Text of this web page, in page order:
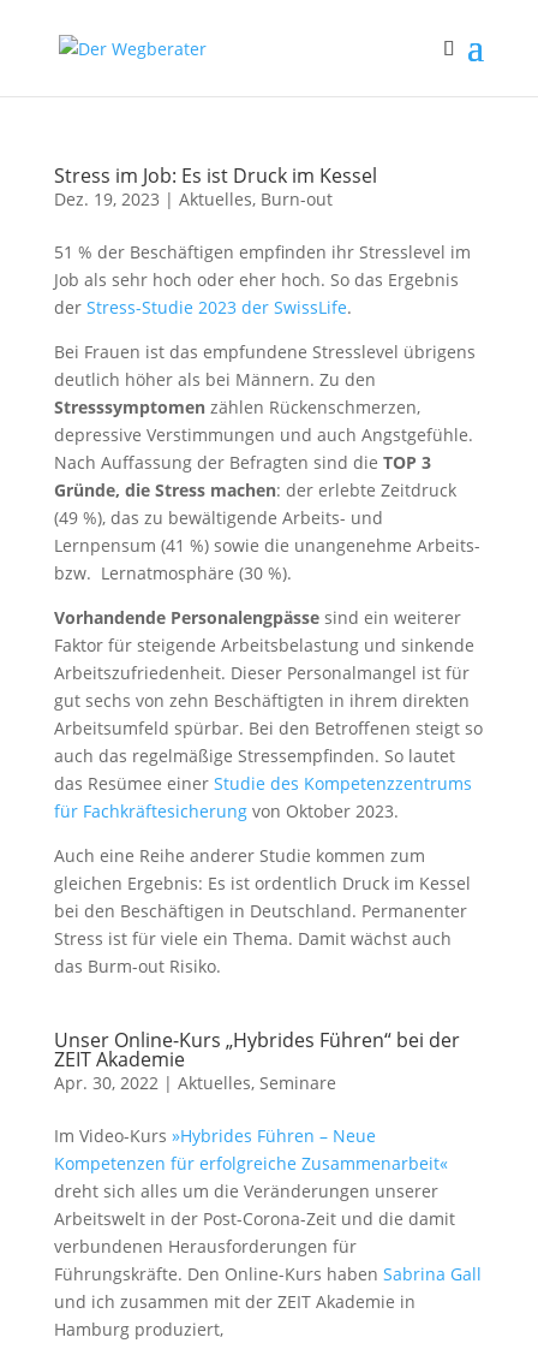
Stress im Job: Es ist Druck im Kessel
Dez. 19, 2023 | Aktuelles, Burn-out
51 % der Beschäftigen empfinden ihr Stresslevel im
Job als sehr hoch oder eher hoch. So das Ergebnis
der Stress-Studie 2023 der SwissLife.
Bei Frauen ist das empfundene Stresslevel übrigens
deutlich höher als bei Männern. Zu den
Stresssymptomenzählen Rückenschmerzen,
depressive Verstimmungen und auch Angstgefühle.
Nach Auffassung der Befragten sind die TOP 3
Gründe, die Stress machen: der erlebte Zeitdruck
(49 %), das zu bewältigende Arbeits- und
Lernpensum (41 %) sowie die unangenehme Arbeits-
bzw. Lernatmosphäre (30 %).
Vorhandende Personalengpässesind ein weiterer
Faktor für steigende Arbeitsbelastung und sinkende
Arbeitszufriedenheit. Dieser Personalmangel ist für
gut sechs von zehn Beschäftigten in ihrem direkten
Arbeitsumfeld spürbar. Bei den Betroffenen steigt so
auch das regelmäßige Stressempfinden. So lautet
das Resümee einer Studie des Kompetenzzentrums
für Fachkräftesicherungvon Oktober 2023.
Auch eine Reihe anderer Studie kommen zum
gleichen Ergebnis: Es ist ordentlich Druck im Kessel
bei den Beschäftigen in Deutschland. Permanenter
Stress ist für viele ein Thema. Damit wächst auch
das Burm-out Risiko.
Unser Online-Kurs „Hybrides Führen“ bei der
ZEIT Akademie
Apr. 30, 2022| Aktuelles, Seminare
Im Video-Kurs »Hybrides Führen – Neue
Kompetenzen für erfolgreiche Zusammenarbeit«
dreht sich alles um die Veränderungen unserer
Arbeitswelt in der Post-Corona-Zeit und die damit
verbundenen Herausforderungen für
Führungskräfte. Den Online-Kurs haben Sabrina Gall
und ich zusammen mit der ZEIT Akademie in
Hamburg produziert,